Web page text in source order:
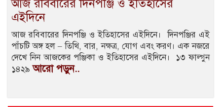
আজ রবিবারের দিনপঞ্জি ও ইতিহাসের
এইদিনে
আজ রবিবারের দিনপঞ্জি ও ইতিহাসের এইদিনে। দিনপঞ্জির এই
পাঁচটি অঙ্গ হল – তিথি, বার, নক্ষত্র, যোগ এবং করণ। এক নজরে
দেখে নিন আজকের পঞ্জিকা ও ইতিহাসের এইদিনে। ১৩ ফাল্গুন
১৪২৯আরো পড়ুন..